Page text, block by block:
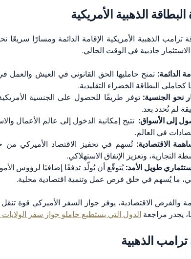
الذهبية الأمريكية
ترامب الذهبية الأمريكية الإقامة الدائمة ومسارًا سريعًا
جاذبية في الوقت الحالي.
الدائمة: تمنح حامليها الحق القانوني في العيش والعمل
كحاملي البطاقة الخضراء التقليدية.
نحو الجنسية: توفر طريقًا للحصول على الجنسية
لم تُحدد بعد.
إلى الأسواق: تتيح إمكانية الدخول إلى عالم الأعمال
في العالم.
الاقتصادية:تُسهم في تحفيز الاقتصاد الأميركي من
التجارية، وتعزيز الإنفاق الاستهلاكي.
طويل الأمد:
ما يُسهم في خلق فرص عمل وتنمية اقتصادية محلية.
والفرص الاقتصادية، يوفر جواز السفر الأميركي قوة
يجدر مراجعة الدول التي يستطيع حاملو جواز سفر الولايات
الذهبية